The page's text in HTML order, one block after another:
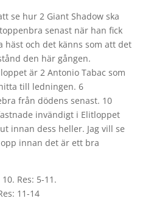
se hur 2 Giant Shadow ska
senast när han fick
häst och det känns som att det
den här gången.
är 2 Antonio Tabac som
till ledningen. 6
från dödens senast. 10
invändigt i Elitloppet
innan dess heller. Jag vill se
innan det är ett bra
Res: 5-11.
11-14